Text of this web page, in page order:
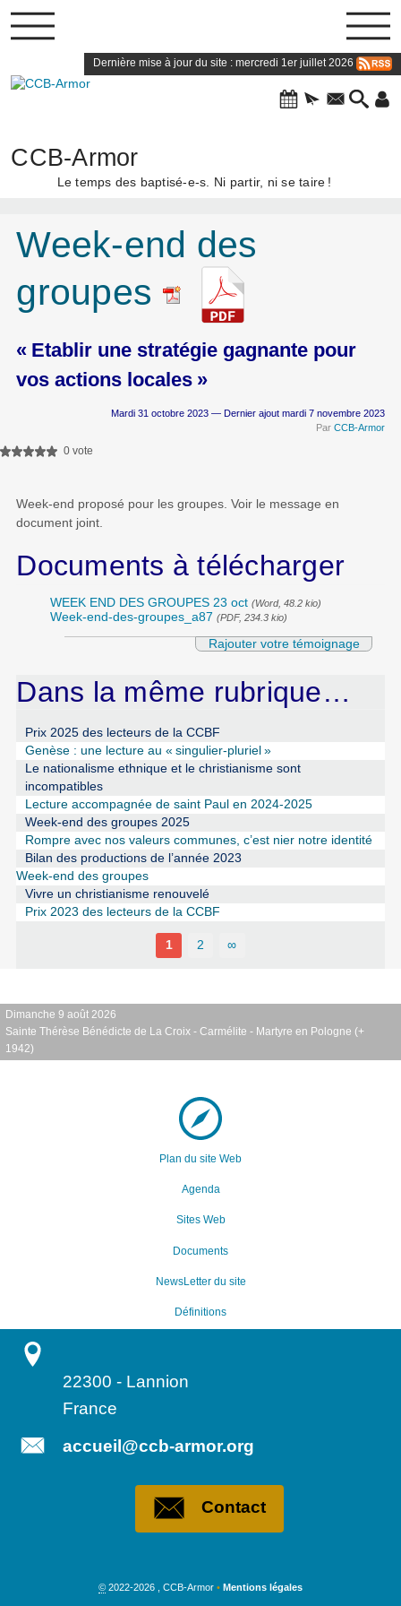
Dernière mise à jour du site : mercredi 1er juillet 2026
CCB-Armor
Le temps des baptisé-e-s. Ni partir, ni se taire !
Week-end des
groupes
« Etablir une stratégie gagnante pour
vos actions locales »
Mardi 31 octobre 2023 — Dernier ajout mardi 7 novembre 2023
Par CCB-Armor
0 vote
Week-end proposé pour les groupes. Voir le message en
document joint.
Documents à télécharger
WEEK END DES GROUPES 23 oct (Word, 48.2 kio)
Week-end-des-groupes_a87 (PDF, 234.3 kio)
Rajouter votre témoignage
Dans la même rubrique…
Prix 2025 des lecteurs de la CCBF
Genèse : une lecture au « singulier-pluriel »
Le nationalisme ethnique et le christianisme sont
incompatibles
Lecture accompagnée de saint Paul en 2024-2025
Week-end des groupes 2025
Rompre avec nos valeurs communes, c’est nier notre identité
Bilan des productions de l’année 2023
Week-end des groupes
Vivre un christianisme renouvelé
Prix 2023 des lecteurs de la CCBF
1 2 ∞
Dimanche 9 août 2026
Sainte Thérèse Bénédicte de La Croix - Carmélite - Martyre en Pologne (+
1942)
Plan du site Web
Agenda
Sites Web
Documents
NewsLetter du site
Définitions
22300 - Lannion
France
accueil@ccb-armor.org
Contact
© 2022-2026 , CCB-Armor • Mentions légales